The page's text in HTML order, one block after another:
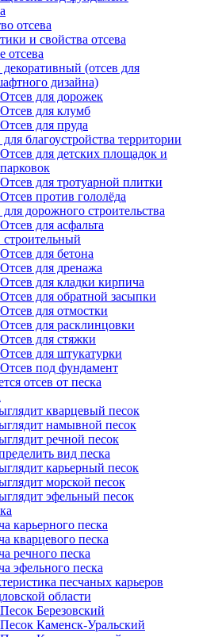
отсева
и свойства отсева
отсева
декоративный (отсев для
дизайна)
Отсев для дорожек
Отсев для клумб
Отсев для пруда
благоустройства территории
Отсев для детских площадок и
парковок
Отсев для тротуарной плитки
Отсев против гололёда
дорожного строительства
Отсев для асфальта
строительный
Отсев для бетона
Отсев для дренажа
Отсев для кладки кирпича
Отсев для обратной засыпки
Отсев для отмостки
Отсев для расклинцовки
Отсев для стяжки
Отсев для штукатурки
Отсев под фундамент
отсев от песка
кварцевый песок
намывной песок
речной песок
вид песка
карьерный песок
морской песок
эфельный песок
карьерного песка
кварцевого песка
речного песка
эфельного песка
песчаных карьеров
области
Песок Березовский
Песок Каменск-Уральский